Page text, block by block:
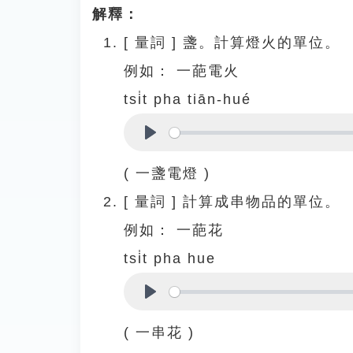
解釋：
[ 量詞 ] 盞。計算燈火的單位。
例如：
一葩電火
tsi̍t pha tiān-hué
( 一盞電燈 )
[ 量詞 ] 計算成串物品的單位。
例如：
一葩花
tsi̍t pha hue
( 一串花 )